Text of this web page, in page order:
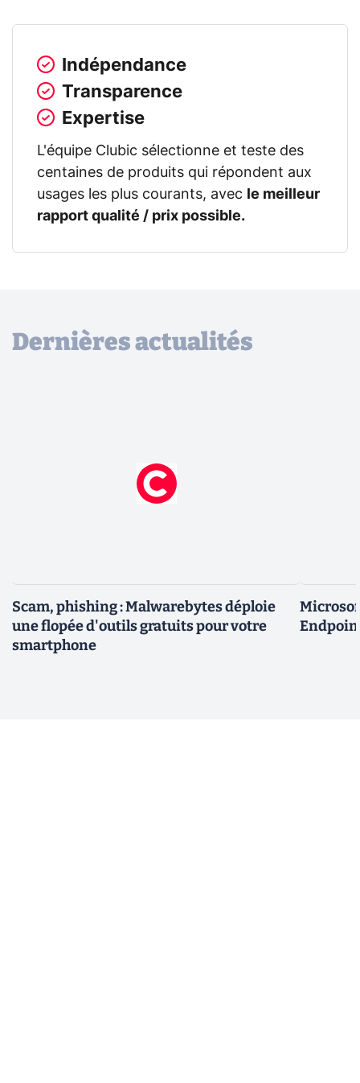
Indépendance
Transparence
Expertise
L'équipe Clubic sélectionne et teste des
centaines de produits qui répondent aux
usages les plus courants, avec
le meilleur
rapport qualité / prix possible.
Dernières actualités
Scam, phishing : Malwarebytes déploie
une flopée d'outils gratuits pour votre
smartphone